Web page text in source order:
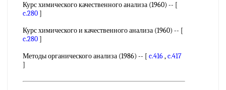
Курс химического качественного анализа (1960) -- [
c.280]
Курс химического и качественного анализа (1960) -- [
c.280]
Методы органического анализа (1986) -- [ c.416,c.417
]